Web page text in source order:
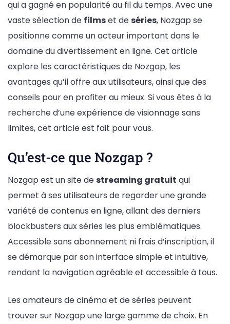
qui a gagné en popularité au fil du temps. Avec une
vaste sélection de filmset de séries, Nozgap se
positionne comme un acteur important dans le
domaine du divertissement en ligne. Cet article
explore les caractéristiques de Nozgap, les
avantages qu’il offre aux utilisateurs, ainsi que des
conseils pour en profiter au mieux. Si vous êtes à la
recherche d’une expérience de visionnage sans
limites, cet article est fait pour vous.
Qu’est-ce que Nozgap ?
Nozgap est un site de streaming gratuit qui
permet à ses utilisateurs de regarder une grande
variété de contenus en ligne, allant des derniers
blockbusters aux séries les plus emblématiques.
Accessible sans abonnement ni frais d’inscription, il
se démarque par son interface simple et intuitive,
rendant la navigation agréable et accessible à tous.
Les amateurs de cinéma et de séries peuvent
trouver sur Nozgap une large gamme de choix. En